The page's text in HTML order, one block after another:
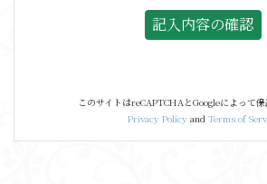
このサイトはreCAPTCHAとGoogleによって
Privacy Policy and Terms of